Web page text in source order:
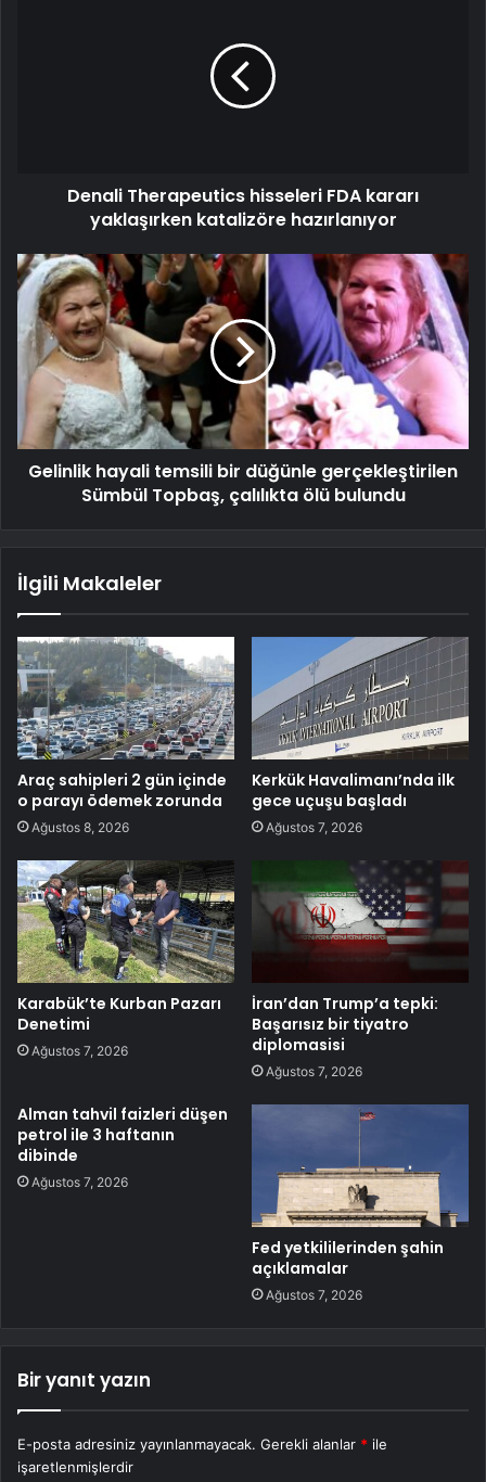
Denali Therapeutics hisseleri FDA kararı
yaklaşırken katalizöre hazırlanıyor
Gelinlik hayali temsili bir düğünle gerçekleştirilen
Sümbül Topbaş, çalılıkta ölü bulundu
İlgili Makaleler
Araç sahipleri 2 gün içinde
o parayı ödemek zorunda
Ağustos 8, 2026
Kerkük Havalimanı’nda ilk
gece uçuşu başladı
Ağustos 7, 2026
Karabük’te Kurban Pazarı
Denetimi
Ağustos 7, 2026
İran’dan Trump’a tepki:
Başarısız bir tiyatro
diplomasisi
Ağustos 7, 2026
Alman tahvil faizleri düşen
petrol ile 3 haftanın
dibinde
Ağustos 7, 2026
Fed yetkililerinden şahin
açıklamalar
Ağustos 7, 2026
Bir yanıt yazın
E-posta adresiniz yayınlanmayacak. Gerekli alanlar * ile
işaretlenmişlerdir